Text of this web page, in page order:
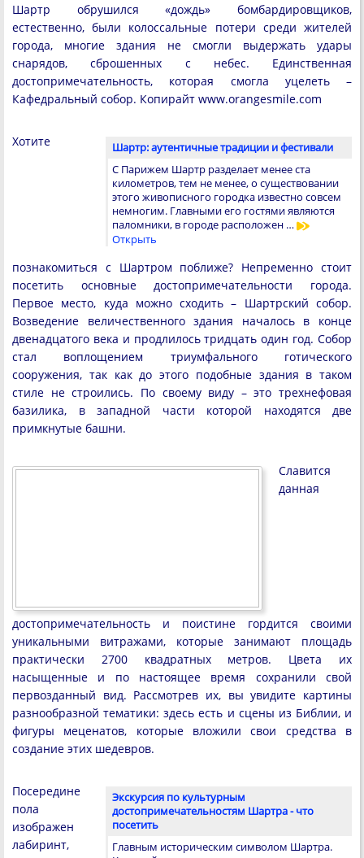
Шартр обрушился «дождь» бомбардировщиков,
естественно, были колоссальные потери среди жителей
города, многие здания не смогли выдержать удары
снарядов, сброшенных с небес. Единственная
достопримечательность, которая смогла уцелеть –
Кафедральный собор. Копирайт www.orangesmile.com
Шартр: аутентичные традиции и фестивали
С Парижем Шартр разделает менее ста
километров, тем не менее, о существовании
этого живописного городка известно совсем
немногим. Главными его гостями являются
паломники, в городе расположен …
Открыть
Хотите
познакомиться с Шартром поближе? Непременно стоит
посетить основные достопримечательности города.
Первое место, куда можно сходить – Шартрский собор.
Возведение величественного здания началось в конце
двенадцатого века и продлилось тридцать один год. Собор
стал воплощением триумфального готического
сооружения, так как до этого подобные здания в таком
стиле не строились. По своему виду – это трехнефовая
базилика, в западной части которой находятся две
примкнутые башни.
Славится
данная
достопримечательность и поистине гордится своими
уникальными витражами, которые занимают площадь
практически 2700 квадратных метров. Цвета их
насыщенные и по настоящее время сохранили свой
первозданный вид. Рассмотрев их, вы увидите картины
разнообразной тематики: здесь есть и сцены из Библии, и
фигуры меценатов, которые вложили свои средства в
создание этих шедевров.
Экскурсия по культурным
достопримечательностям Шартра - что
посетить
Главным историческим символом Шартра.
Посередине
пола
изображен
лабиринт,